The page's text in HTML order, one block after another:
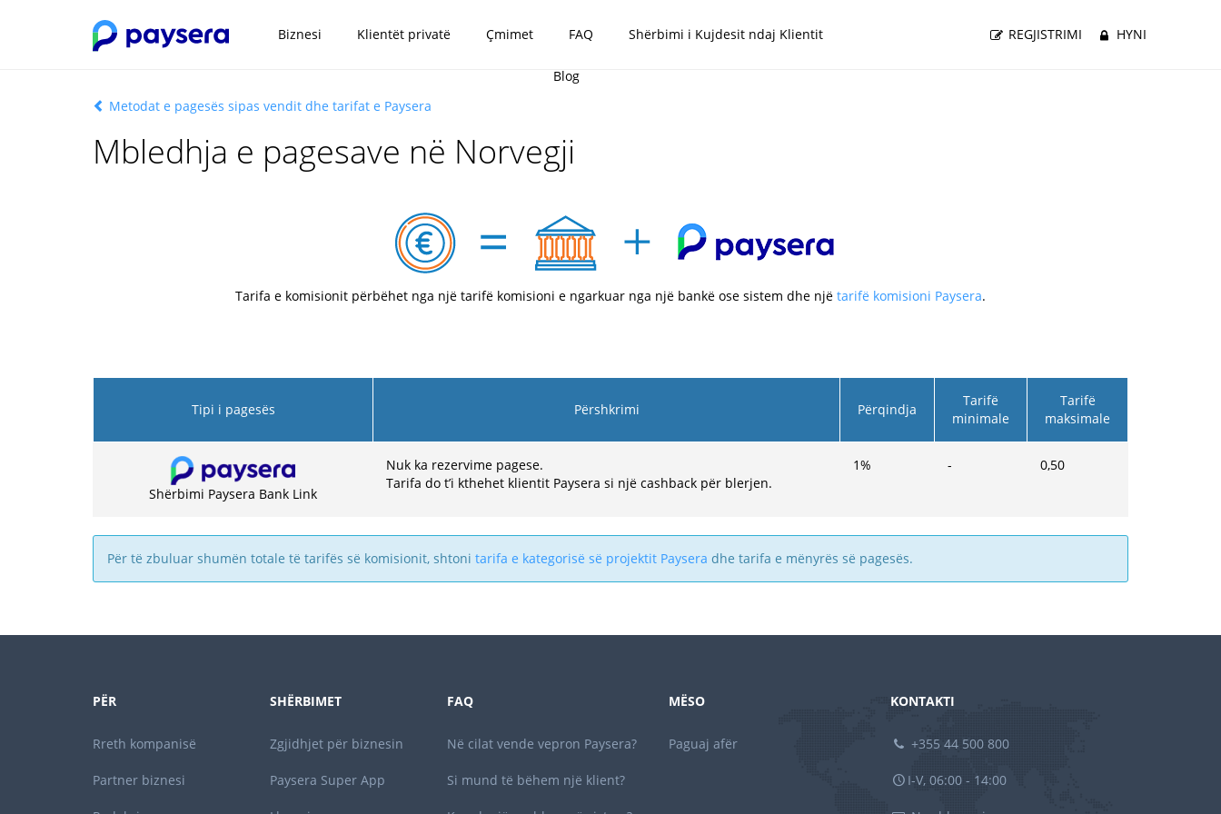
Biznesi Klientët privatë Çmimet FAQ Shërbimi i Kujdesit ndaj Klientit
Blog
REGJISTRIMI HYNI
Metodat e pagesës sipas vendit dhe tarifat e Paysera
Mbledhja e pagesave në Norvegji
Tarifa e komisionit përbëhet nga një tarifë komisioni e ngarkuar nga një bankë ose sistem dhe një tarifë komisioni Paysera.
Tipi i pagesës Përshkrimi Përqindja
Tarifë
minimale
Tarifë
maksimale
Shërbimi Paysera Bank Link
Nuk ka rezervime pagese.
Tarifa do t’i kthehet klientit Paysera si një cashback për blerjen.
1% - 0,50
Për të zbuluar shumën totale të tarifës së komisionit, shtoni tarifa e kategorisë së projektit Paysera dhe tarifa e mënyrës së pagesës.
PËR
Rreth kompanisë
Partner biznesi
SHËRBIMET
Zgjidhjet për biznesin
Paysera Super App
FAQ
Në cilat vende vepron Paysera?
Si mund të bëhem një klient?
MËSO
Paguaj afër
KONTAKTI
+355 44 500 800
I-V, 06:00 - 14:00